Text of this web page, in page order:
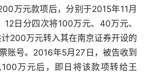
万元款项后，分别于2015年11月
12日分四次将100万元、40万元、
200万元转入其在南京证券开设的
账号。2016年5月27日，被告收到
万元后，即日将该款项转给王